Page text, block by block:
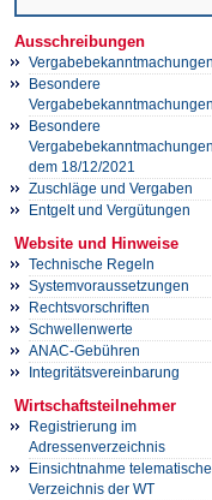
Ausschreibungen
Vergabebekanntmachungen
Besondere
Vergabebekanntmachungen
Besondere
dem 18/12/2021
Zuschläge und Vergaben
Entgelt und Vergütungen
Website und Hinweise
Technische Regeln
Systemvoraussetzungen
Rechtsvorschriften
Schwellenwerte
ANAC-Gebühren
Integritätsvereinbarung
Wirtschaftsteilnehmer
Registrierung im
Adressenverzeichnis
Einsichtnahme
Verzeichnis der WT